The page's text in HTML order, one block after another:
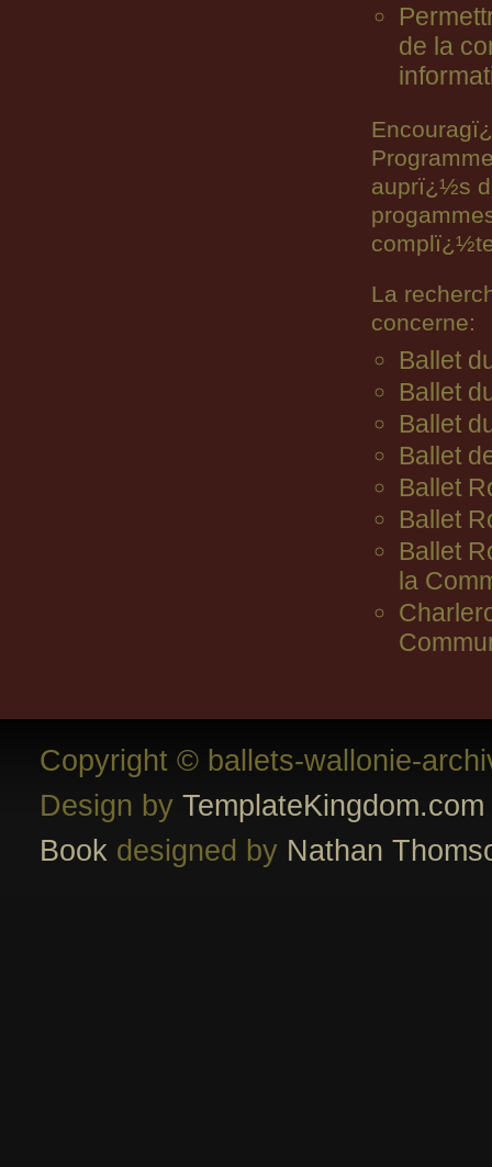
de la
auprï¿½s
La
concerne:
Ballet
Ballet
Ballet
Ballet
Ballet
Ballet
Ballet
la
Copyright © ballets-wallonie-
Design by TemplateKingdom.com
Book designed by Nathan